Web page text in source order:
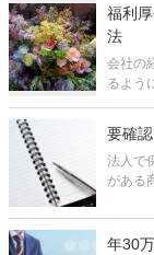
変更さ
福利
法
会社の
るよう
は、
心配を
要確
法人で
がある
がある
険金」
年30